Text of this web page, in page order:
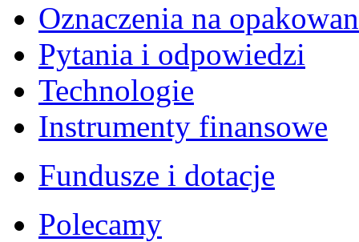
Oznaczenia na
Pytania i odpowiedzi
Technologie
Instrumenty finansowe
Fundusze i dotacje
Polecamy